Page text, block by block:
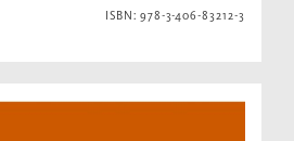
ISBN: 978-3-406-83212-3